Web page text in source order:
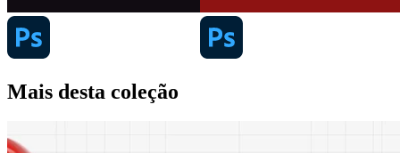
Mais desta coleção